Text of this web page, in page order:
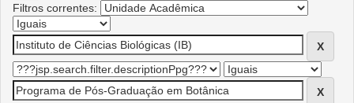
Filtros correntes: